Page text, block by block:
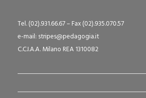
Tel. (02).931.66.67 – Fax (02).935.070.57
e-mail: stripes@pedagogia.it
C.C.I.A.A. Milano REA 1310082